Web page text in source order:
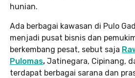
hunian.
Ada berbagai kawasan di Pulo
menjadi pusat bisnis dan
berkembang pesat, sebut saja
Pulomas, Jatinegara, Cipinang,
terdapat berbagai sarana dan